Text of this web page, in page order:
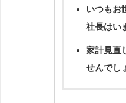
いつもお
社長はい
家計見直
せんでし